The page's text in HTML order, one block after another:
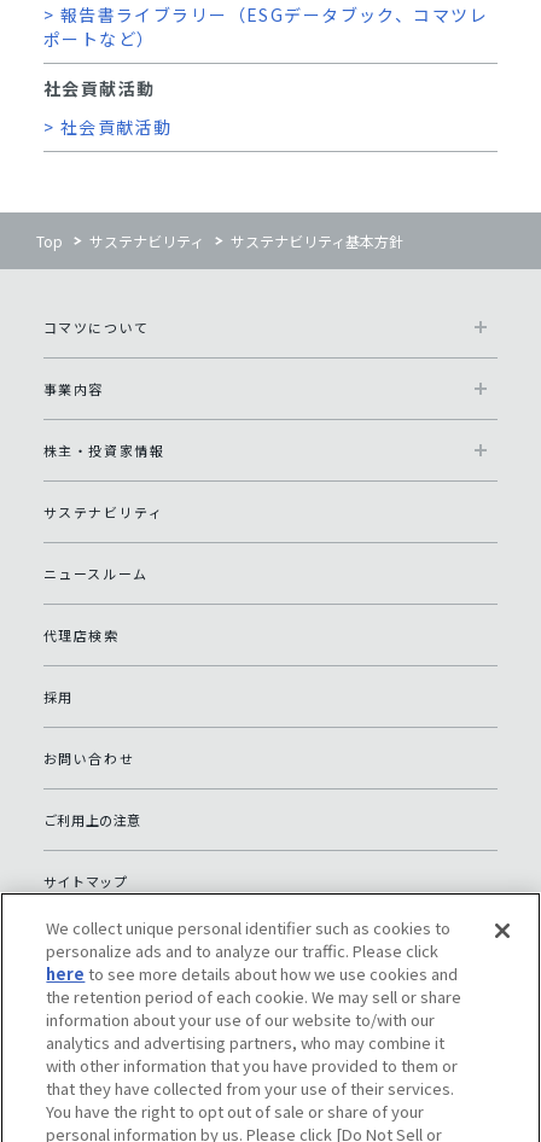
> 報告書ライブラリー（ESGデータブック、コマツレ
ポートなど）
社会貢献活動
> 社会貢献活動
Top サステナビリティ サステナビリティ基本方針
コマツについて
事業内容
株主・投資家情報
サステナビリティ
ニュースルーム
代理店検索
採用
お問い合わせ
ご利用上の注意
サイトマップ
グローバルプライバシーポリシー
個人情報保護への取り組み（日本）
ソーシャルメディアポリシー
Do Not Sell or Share My Personal Information
We collect unique personal identifier such as cookies to
personalize ads and to analyze our traffic. Please click
here to see more details about how we use cookies and
the retention period of each cookie. We may sell or share
information about your use of our website to/with our
analytics and advertising partners, who may combine it
with other information that you have provided to them or
that they have collected from your use of their services.
You have the right to opt out of sale or share of your
personal information by us. Please click [Do Not Sell or